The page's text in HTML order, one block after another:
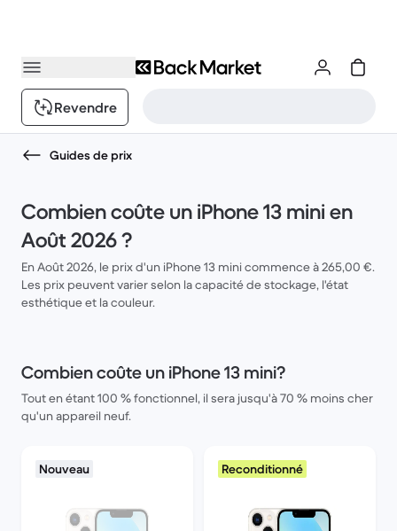
Revendre
Guides de prix
Combien coûte un iPhone 13 mini en
Août 2026 ?
En Août 2026, le prix d'un iPhone 13 mini commence à 265,00 €.
Les prix peuvent varier selon la capacité de stockage, l'état
esthétique et la couleur.
Combien coûte un iPhone 13 mini?
Tout en étant 100 % fonctionnel, il sera jusqu'à 70 % moins cher
qu'un appareil neuf.
Nouveau Reconditionné